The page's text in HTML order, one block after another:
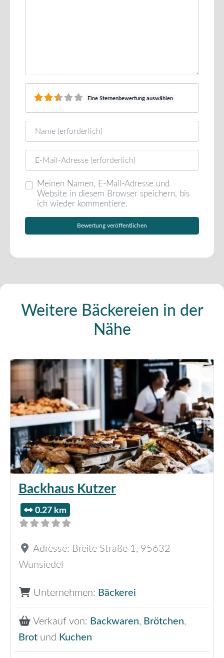
Eine Sternenbewertung auswählen
Name
E-Mail
Meinen Namen, E-Mail-Adresse und
Website in diesem Browser speichern, bis
ich wieder kommentiere.
Weitere Bäckereien in der
Nähe
Backhaus Kutzer
0.27 km
Adresse: Breite Straße 1, 95632
Wunsiedel
Unternehmen: Bäckerei
Verkauf von: Backwaren, Brötchen,
Brot und Kuchen